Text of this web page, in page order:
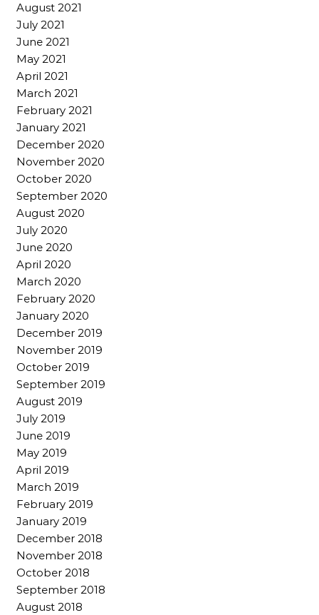
August 2021
July 2021
June 2021
May 2021
April 2021
March 2021
February 2021
January 2021
December 2020
November 2020
October 2020
September 2020
August 2020
July 2020
June 2020
April 2020
March 2020
February 2020
January 2020
December 2019
November 2019
October 2019
September 2019
August 2019
July 2019
June 2019
May 2019
April 2019
March 2019
February 2019
January 2019
December 2018
November 2018
October 2018
September 2018
August 2018